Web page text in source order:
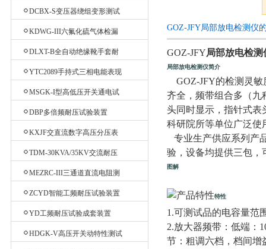
DCBX-S变压器绕组变形测试
KDWG-III六氟化硫气体检漏
DLXT-B全自动绝缘靴手套耐
压试验装置
YTC2089手持式三相电能表现
场效验仪
MSGK-I型高低压开关通电试
DBP多倍频耐压试验装置
KXJF交直流数字高压分压表
TDM-30KVA/35KV交流耐压
MEZRC-III三通道直流电阻测
ZCYD智能工频耐压试验装置
YD工频耐压试验成套装置
HDGK-V高压开关动特性测试
GOZ-JFY局部放电检测仪
GOZ-JFY局部放电检测
局部放电检测仪简介
GOZ-JFY的检测灵敏
齐全，频带组合多（九
头同时显示，指针式表
科研院所等单位广泛
专业生产供应系列产
验，设备均提供三包，
图解
特性
1.可测试品的电容量范
2.放大器频带：低端：
节：粗调六档，档间增